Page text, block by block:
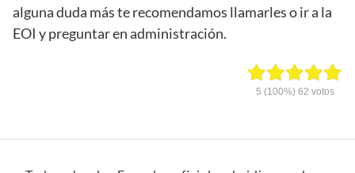
alguna duda más te recomendamos llamarles o ir a la
EOI y preguntar en administración.
5 (100%) 62 votos